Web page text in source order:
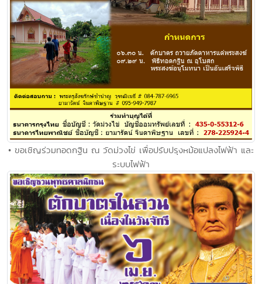
• ขอเชิญร่วมทอดกฐิน ณ วัดม่วงไข่ เพื่อปรับปรุงหม้อแปลงไฟฟ้า และ
ระบบไฟฟ้า